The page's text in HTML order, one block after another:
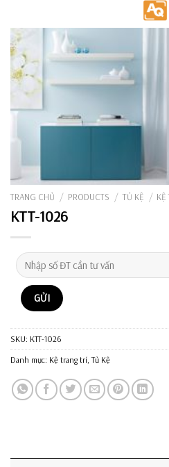
content
TRANG CHỦ / PRODUCTS / TỦ KỆ / KỆ
KTT-1026
SKU: KTT-1026
Danh mục: Kệ trang trí,Tủ Kệ